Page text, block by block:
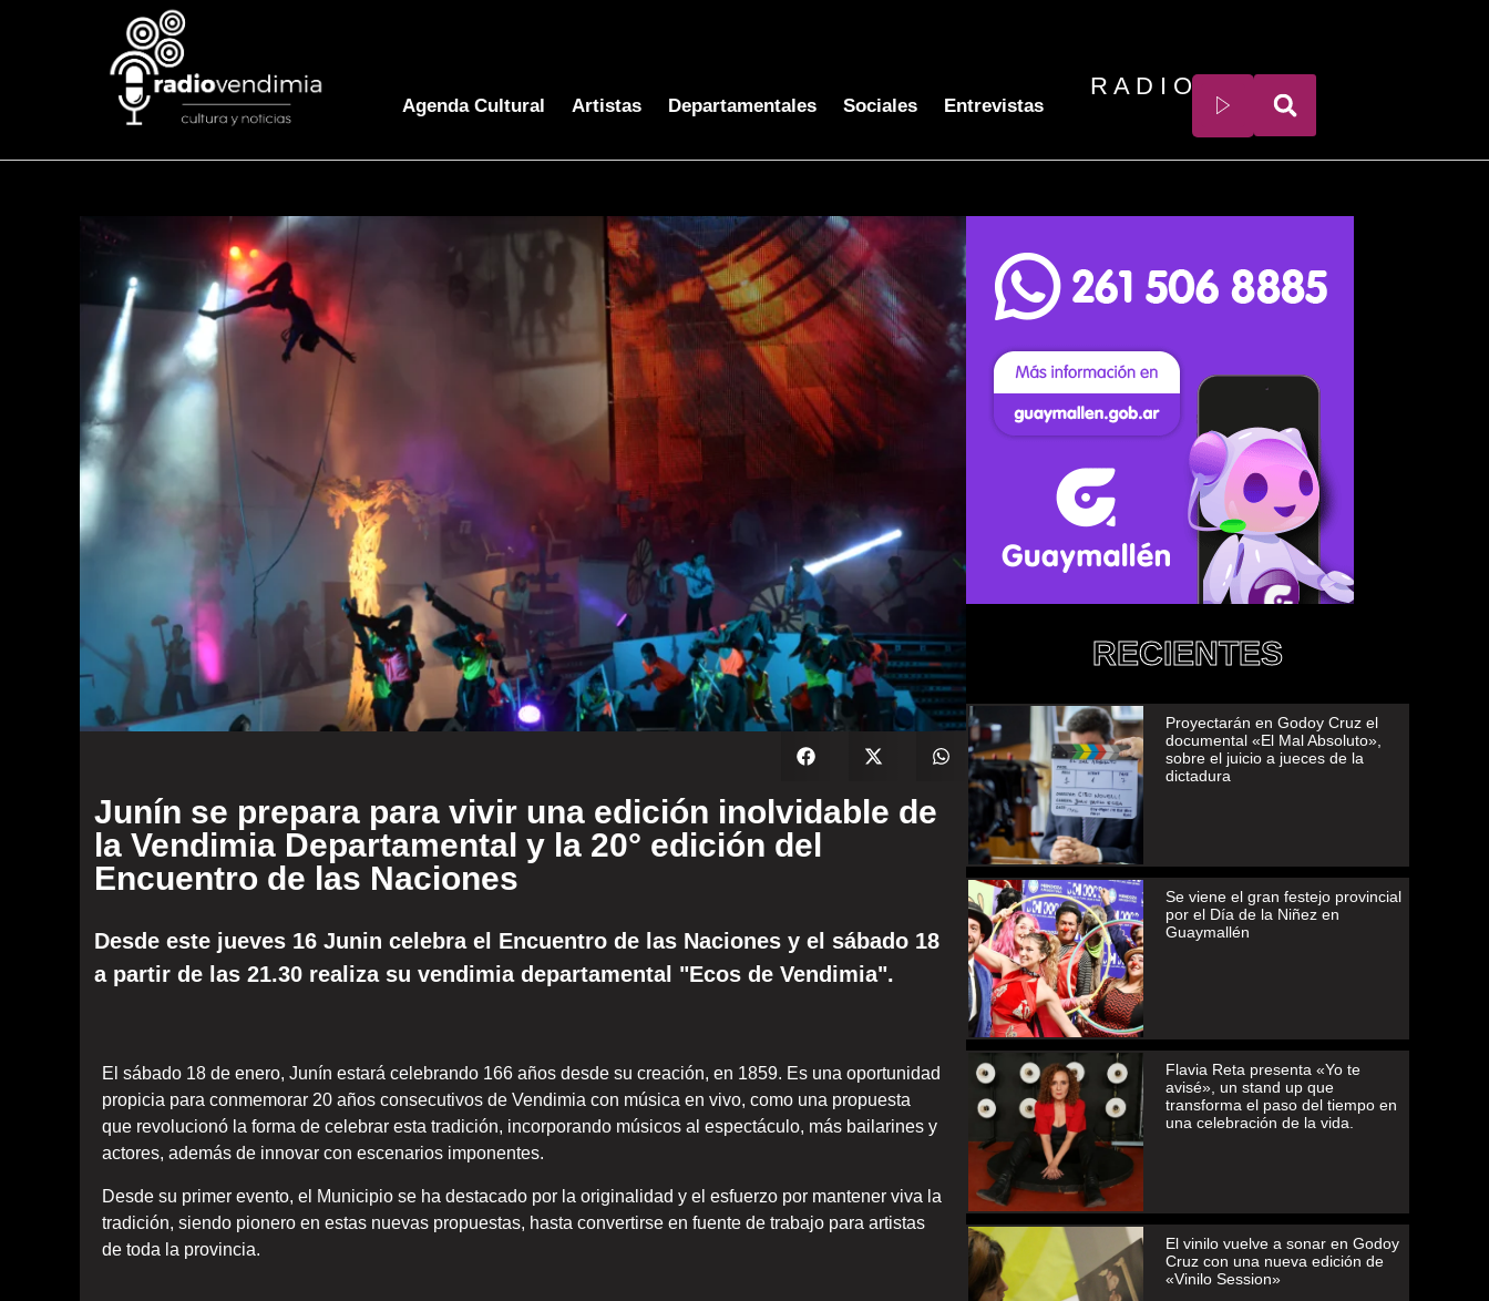
Agenda Cultural Artistas Departamentales Sociales Entrevistas
R A D I O
Junín se prepara para vivir una edición inolvidable de
la Vendimia Departamental y la 20° edición del
Encuentro de las Naciones
Desde este jueves 16 Junin celebra el Encuentro de las Naciones y el sábado 18
a partir de las 21.30 realiza su vendimia departamental "Ecos de Vendimia".
El sábado 18 de enero, Junín estará celebrando 166 años desde su creación, en 1859. Es una oportunidad
propicia para conmemorar 20 años consecutivos de Vendimia con música en vivo, como una propuesta
que revolucionó la forma de celebrar esta tradición, incorporando músicos al espectáculo, más bailarines y
actores, además de innovar con escenarios imponentes.
Desde su primer evento, el Municipio se ha destacado por la originalidad y el esfuerzo por mantener viva la
tradición, siendo pionero en estas nuevas propuestas, hasta convertirse en fuente de trabajo para artistas
de toda la provincia.
RECIENTES
Proyectarán en Godoy Cruz el
documental «El Mal Absoluto»,
sobre el juicio a jueces de la
dictadura
Se viene el gran festejo provincial
por el Día de la Niñez en
Guaymallén
Flavia Reta presenta «Yo te
avisé», un stand up que
transforma el paso del tiempo en
una celebración de la vida.
El vinilo vuelve a sonar en Godoy
Cruz con una nueva edición de
«Vinilo Session»